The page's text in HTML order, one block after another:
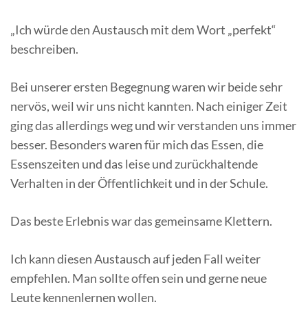
„Ich würde den Austausch mit dem Wort „perfekt“
beschreiben.
Bei unserer ersten Begegnung waren wir beide sehr
nervös, weil wir uns nicht kannten. Nach einiger Zeit
ging das allerdings weg und wir verstanden uns immer
besser. Besonders waren für mich das Essen, die
Essenszeiten und das leise und zurückhaltende
Verhalten in der Öffentlichkeit und in der Schule.
Das beste Erlebnis war das gemeinsame Klettern.
Ich kann diesen Austausch auf jeden Fall weiter
empfehlen. Man sollte offen sein und gerne neue
Leute kennenlernen wollen.